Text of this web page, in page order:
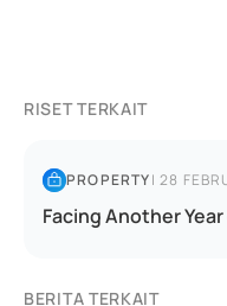
RISET TERKAIT
PROPERTY|28
Facing Another
BERITA TERKAIT